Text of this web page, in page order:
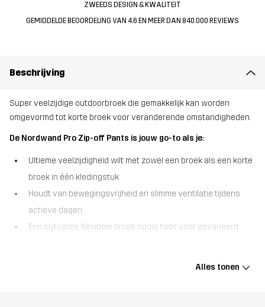
ZWEEDS DESIGN & KWALITEIT
GEMIDDELDE BEOORDELING VAN 4.6 EN MEER DAN 840.000 REVIEWS
Beschrijving
Super veelzijdige outdoorbroek die gemakkelijk kan worden
omgevormd tot korte broek voor veranderende omstandigheden.
De Nordwand Pro Zip-off Pants is jouw go-to als je:
Ultieme veelzijdigheid wilt met zowel een broek als een korte
broek in één kledingstuk
Houdt van bewegingsvrijheid en slimme ventilatie tijdens
actieve dagen
Een slijtvaste, flexibele broek nodig hebt voor gevarieerd
De Nordwand Pro Zip-off Pants is ontworpen om je maximale
Alles tonen